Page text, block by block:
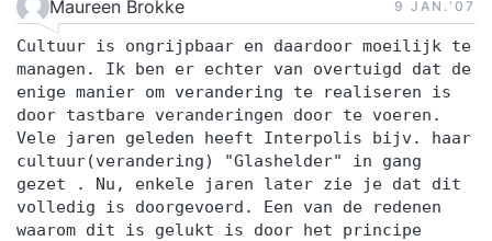
Maureen Brokke 9 JAN.‘07
Cultuur is ongrijpbaar en daardoor moeilijk te
managen. Ik ben er echter van overtuigd dat de
enige manier om verandering te realiseren is
door tastbare veranderingen door te voeren.
Vele jaren geleden heeft Interpolis bijv. haar
cultuur(verandering) "Glashelder" in gang
gezet . Nu, enkele jaren later zie je dat dit
volledig is doorgevoerd. Een van de redenen
waarom dit is gelukt is door het principe